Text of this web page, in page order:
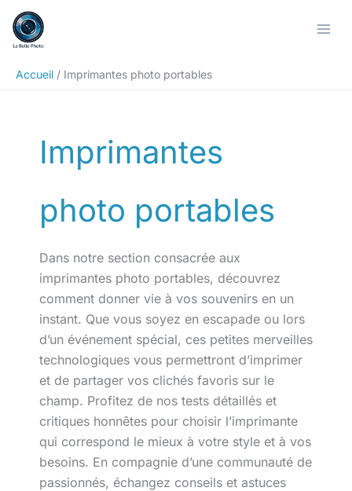
contenu
Accueil
Imprimantes photo portables
Imprimantes
photo portables
Dans notre section consacrée aux
imprimantes photo portables, découvrez
comment donner vie à vos souvenirs en un
instant. Que vous soyez en escapade ou lors
d’un événement spécial, ces petites merveilles
technologiques vous permettront d’imprimer
et de partager vos clichés favoris sur le
champ. Profitez de nos tests détaillés et
critiques honnêtes pour choisir l’imprimante
qui correspond le mieux à votre style et à vos
besoins. En compagnie d’une communauté de
passionnés, échangez conseils et astuces
Rechercher